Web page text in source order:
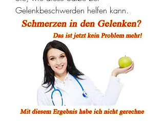
Gelenkbeschwerden helfen kann.